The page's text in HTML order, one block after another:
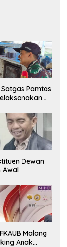
Pamtas
Dewan
Awal
Malang
Anak